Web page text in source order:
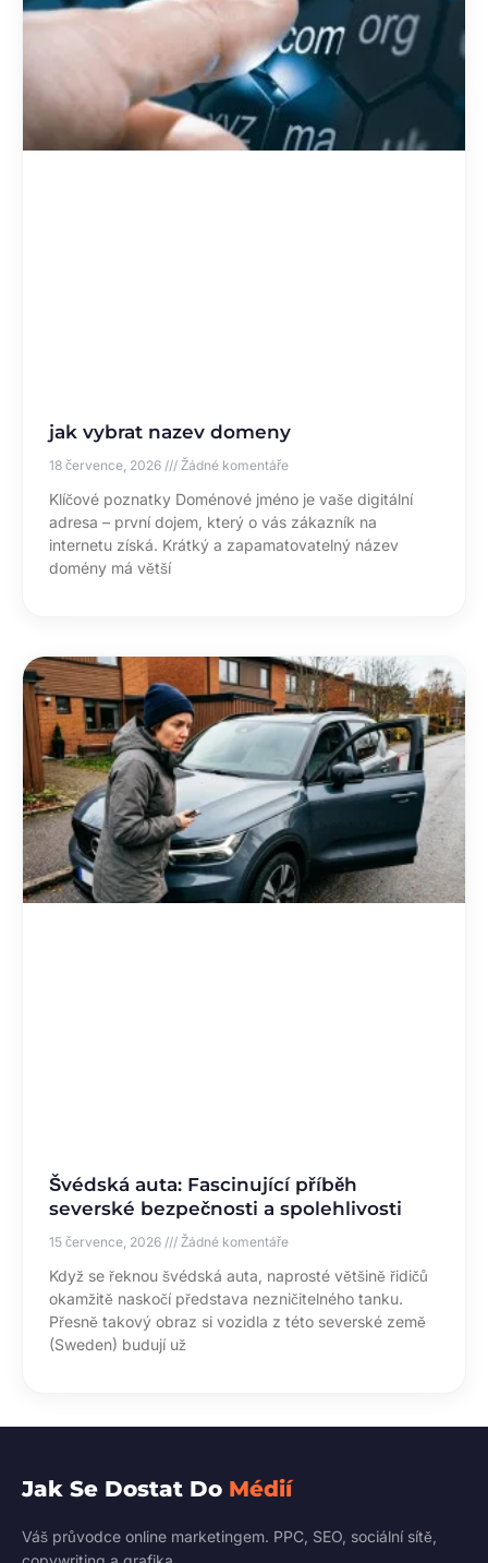
jak vybrat nazev domeny
18 července, 2026 Žádné komentáře
Klíčové poznatky Doménové jméno je vaše digitální
adresa – první dojem, který o vás zákazník na
internetu získá. Krátký a zapamatovatelný název
domény má větší
Švédská auta: Fascinující příběh
severské bezpečnosti a spolehlivosti
15 července, 2026 Žádné komentáře
Když se řeknou švédská auta, naprosté většině řidičů
okamžitě naskočí představa nezničitelného tanku.
Přesně takový obraz si vozidla z této severské země
(Sweden) budují už
Jak Se Dostat Do Médií
Váš průvodce online marketingem. PPC, SEO, sociální sítě,